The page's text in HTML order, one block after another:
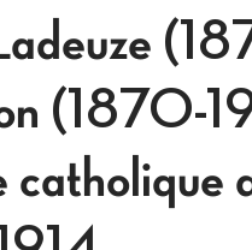
(1870-
catholique